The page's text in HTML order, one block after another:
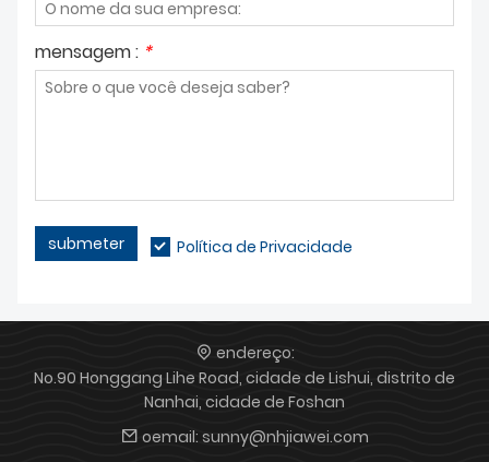
mensagem : *
submeter Política de Privacidade
endereço:
No.90 Honggang Lihe Road, cidade de Lishui, distrito de
Nanhai, cidade de Foshan
oemail: sunny@nhjiawei.com